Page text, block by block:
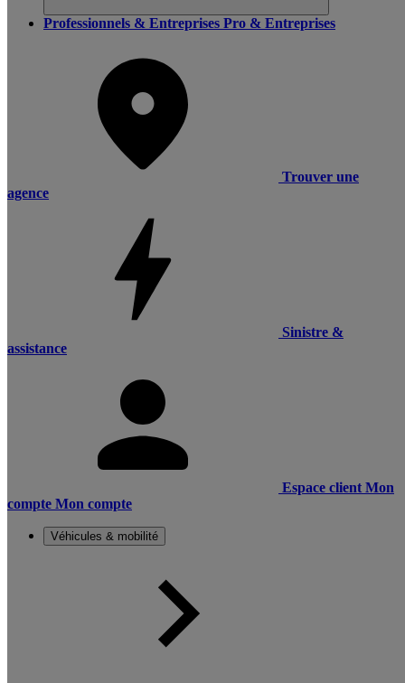
Professionnels & Entreprises Pro & Entreprises
Trouver une
agence
Sinistre &
assistance
Espace client Mon
compte Mon compte
Véhicules & mobilité